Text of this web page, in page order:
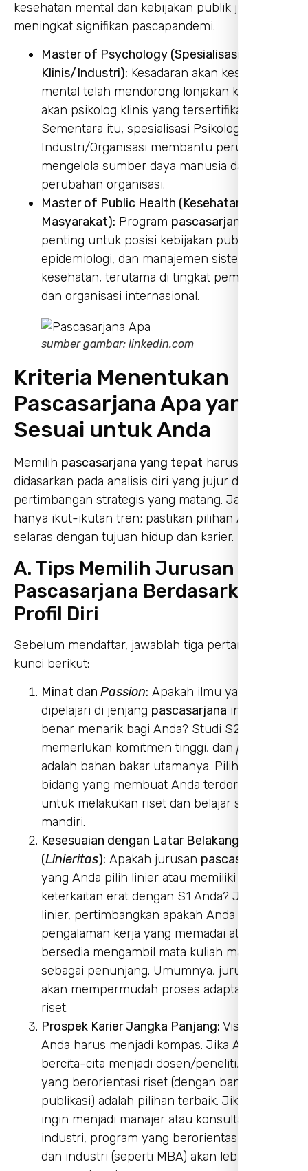
kesehatan mental dan kebijakan publik juga
meningkat signifikan pascapandemi.
Master of Psychology (Spesialisasi
Klinis/Industri): Kesadaran akan kesehatan
mental telah mendorong lonjakan kebutuhan
akan psikolog klinis yang tersertifikasi.
Sementara itu, spesialisasi Psikologi
Industri/Organisasi membantu perusahaan
mengelola sumber daya manusia dan
perubahan organisasi.
Master of Public Health (Kesehatan
Masyarakat): Program pascasarjana
penting untuk posisi kebijakan publik,
epidemiologi, dan manajemen sistem
kesehatan, terutama di tingkat pemerintahan
dan organisasi internasional.
sumber gambar: linkedin.com
Kriteria Menentukan
Pascasarjana Apa yang
Sesuai untuk Anda
Memilih pascasarjana yang tepat harus
didasarkan pada analisis diri yang jujur dan
pertimbangan strategis yang matang. Jangan
hanya ikut-ikutan tren; pastikan pilihan Anda
selaras dengan tujuan hidup dan karier.
A. Tips Memilih Jurusan
Pascasarjana Berdasarkan
Profil Diri
Sebelum mendaftar, jawablah tiga pertanyaan
kunci berikut:
Minat dan Passion: Apakah ilmu yang akan
dipelajari di jenjang pascasarjana ini benar-
benar menarik bagi Anda? Studi S2/S3
memerlukan komitmen tinggi, dan passion
adalah bahan bakar utamanya. Pilihlah
bidang yang membuat Anda terdorong
untuk melakukan riset dan belajar secara
mandiri.
Kesesuaian dengan Latar Belakang S1
(Linieritas): Apakah jurusan pascasarjana
yang Anda pilih linier atau memiliki
keterkaitan erat dengan S1 Anda? Jika tidak
linier, pertimbangkan apakah Anda memiliki
pengalaman kerja yang memadai atau Anda
bersedia mengambil mata kuliah matrikulasi
sebagai penunjang. Umumnya, jurusan linier
akan mempermudah proses adaptasi dan
riset.
Prospek Karier Jangka Panjang: Visi karier
Anda harus menjadi kompas. Jika Anda
bercita-cita menjadi dosen/peneliti, program
yang berorientasi riset (dengan banyak
publikasi) adalah pilihan terbaik. Jika Anda
ingin menjadi manajer atau konsultan di
industri, program yang berorientasi praktik
dan industri (seperti MBA) akan lebih